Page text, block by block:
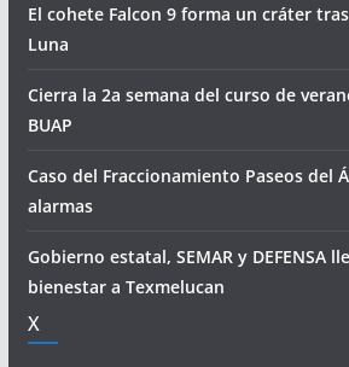
El cohete Falcon 9 forma un cráter
Luna
Cierra la 2a semana del curso de
BUAP
Caso del Fraccionamiento Paseos del
alarmas
Gobierno estatal, SEMAR y DEFENSA
bienestar a Texmelucan
X